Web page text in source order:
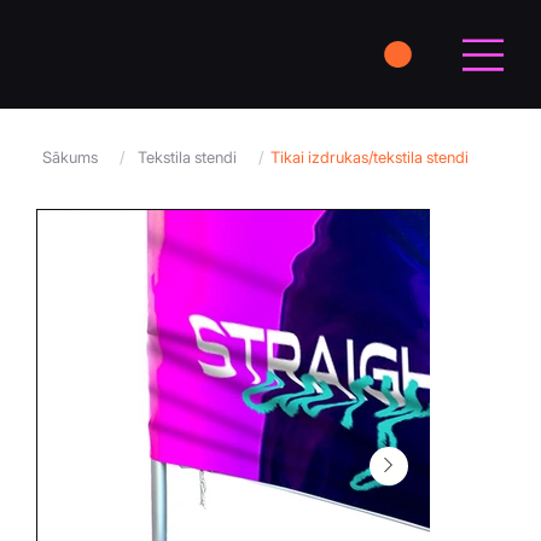
Sākums / Tekstila stendi /Tikai izdrukas/tekstila stendi